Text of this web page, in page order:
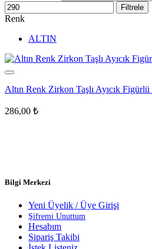
Filtrele
Renk
ALTIN
Altın Renk Zirkon Taşlı Ayıcık
286,00 ₺
Bilgi Merkezi
Yeni Üyelik / Üye Girişi
Şifremi Unuttum
Hesabım
Sipariş Takibi